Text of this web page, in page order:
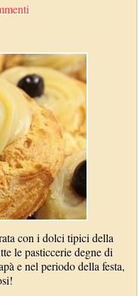
con i dolci tipici della
le pasticcerie degne di
e nel periodo della festa,